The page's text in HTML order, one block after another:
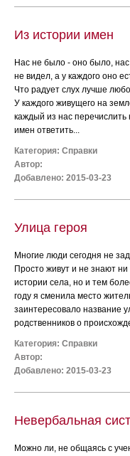
Из истории имен
Нас не было - оно было, нас
не видел, а у каждого оно
Что радует слух лучше
У каждого живущего на
каждый из нас перечислить
имен ответить...
Категория: Справки
Автор:
Добавлено: 2015-03-23
Улица героя
Многие люди сегодня не
Просто живут и не знают ни
истории села, но и тем
году я сменила место
заинтересовало название
родственников о
Категория: Справки
Автор:
Добавлено: 2015-03-23
Невербальная
Можно ли, не общаясь с